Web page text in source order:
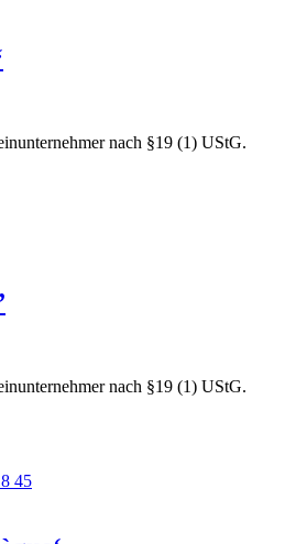
nach §19 (1) UStG.
nach §19 (1) UStG.